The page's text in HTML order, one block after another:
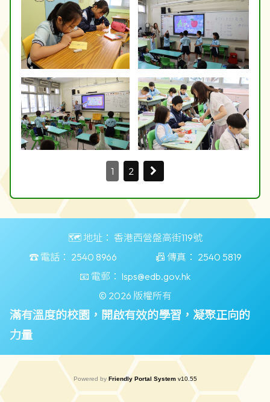
1 2
🗺️ 地址： 香港西營盤高街119號
☎️ 電話： 2540 8966 📠 傳真： 2540 5819
📧 電郵： lsps@edb.gov.hk
© 2026 版權所有
滿有溫度的校園，開啟有效的學習，凝聚正向的
力量
Powered by Friendly Portal System v10.55